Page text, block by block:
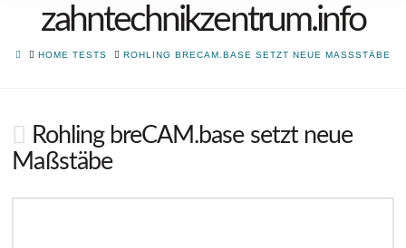
zahntechnikzentrum.info
HOMEHOME TESTS ROHLING BRECAM.BASE SETZT NEUE MASSSTÄBE
Rohling breCAM.base setzt neue
Maßstäbe